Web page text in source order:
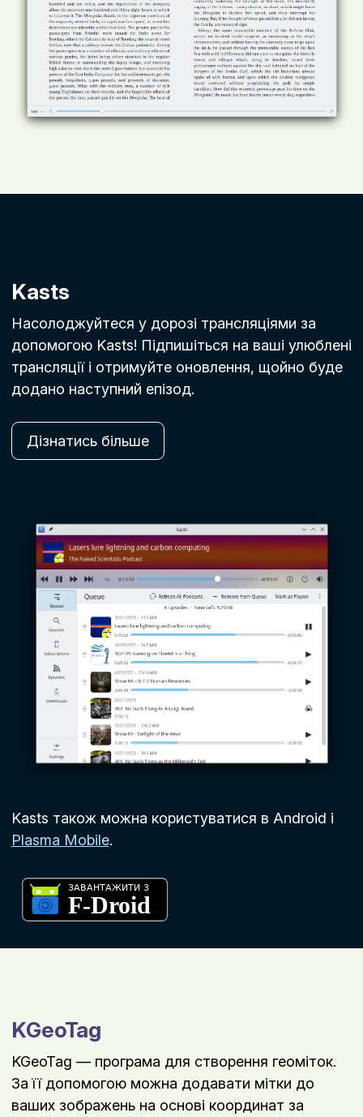
Kasts
Насолоджуйтеся у дорозі трансляціями за
допомогою Kasts! Підпишіться на ваші улюблені
трансляції і отримуйте оновлення, щойно буде
додано наступний епізод.
Дізнатись більше
Kasts також можна користуватися в Android і
Plasma Mobile.
KGeoTag
KGeoTag — програма для створення геоміток.
За її допомогою можна додавати мітки до
ваших зображень на основі координат за